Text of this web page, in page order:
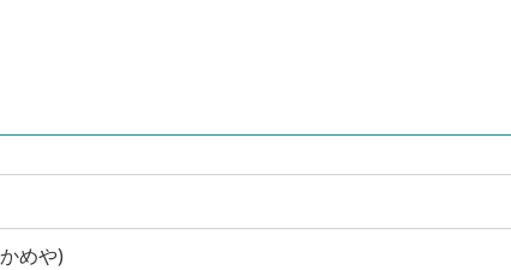
めや)